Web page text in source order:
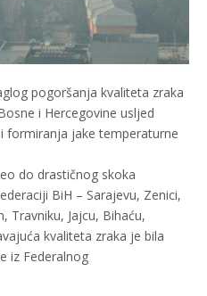
pogoršanja kvaliteta zraka
i Hercegovine usljed
formiranja jake temperaturne
do drastičnog skoka
BiH – Sarajevu, Zenici,
Travniku, Jajcu, Bihaću,
kvaliteta zraka je bila
iz Federalnog